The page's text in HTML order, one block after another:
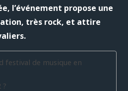
l’événement propose une
très rock, et attire
festival de musique en
?